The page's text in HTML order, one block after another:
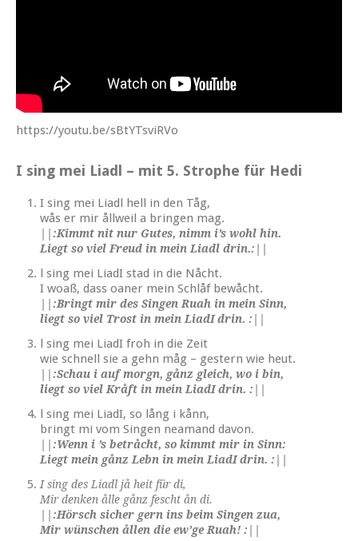
https://youtu.be/sBtYTsviRVo
I sing mei Liadl – mit 5. Strophe für Hedi
I sing mei Liadl hell in den Tåg,
wås er mir ållweil a bringen mag.
||:Kimmt nit nur Gutes, nimm i’s wohl hin.
Liegt so viel Freud in mein Liadl drin.:||
l sing mei LiadI stad in die Nåcht.
I woaß, dass oaner mein Schlåf bewåcht.
||:Bringt mir des Singen Ruah in mein Sinn,
liegt so viel Trost in mein LiadI drin. :||
l sing mei LiadI froh in die Zeit
wie schnell sie a gehn måg – gestern wie heut.
||:Schau i auf morgn, gånz gleich, wo i bin,
liegt so viel Kråft in mein LiadI drin. :||
l sing mei LiadI, so lång i kånn,
bringt mi vom Singen neamand davon.
||:Wenn i ’s betråcht, so kimmt mir in Sinn:
Liegt mein gånz Lebn in mein LiadI drin. :||
I sing des Liadl jå heit für di,
Mir denken ålle gånz fescht ån di.
||:Hörsch sicher gern ins beim Singen zua,
Mir wünschen ållen die ew’ge Ruah! :||